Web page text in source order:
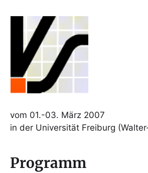
vom 01.-03. März 2007
in der Universität Freiburg
Programm